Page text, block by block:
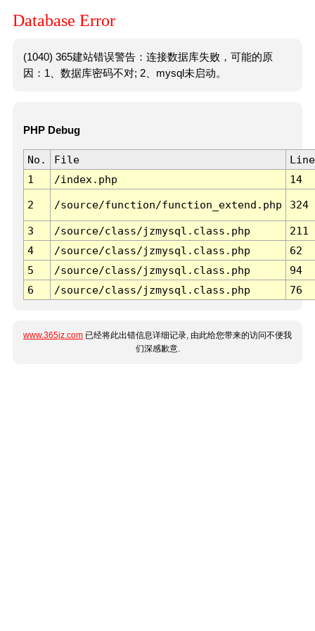
Database Error
(1040) 365建站错误警告：连接数据库失败，可能的原
因：1、数据库密码不对; 2、mysql未启动。
PHP Debug
No. File
Line
1
/index.php 14
2 /source/function/function_extend.php 324
3 /source/class/jzmysql.class.php
211
4
/source/class/jzmysql.class.php
62
5
/source/class/jzmysql.class.php
94
6
/source/class/jzmysql.class.php 76
www.365jz.com 已经将此出错信息详细记录, 由此给您带来的访问不便我
们深感歉意.